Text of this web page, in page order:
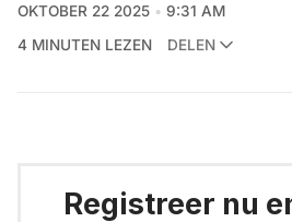
OKTOBER 22 2025
9:31 AM
4 MINUTEN LEZEN
DELEN
Registreer nu